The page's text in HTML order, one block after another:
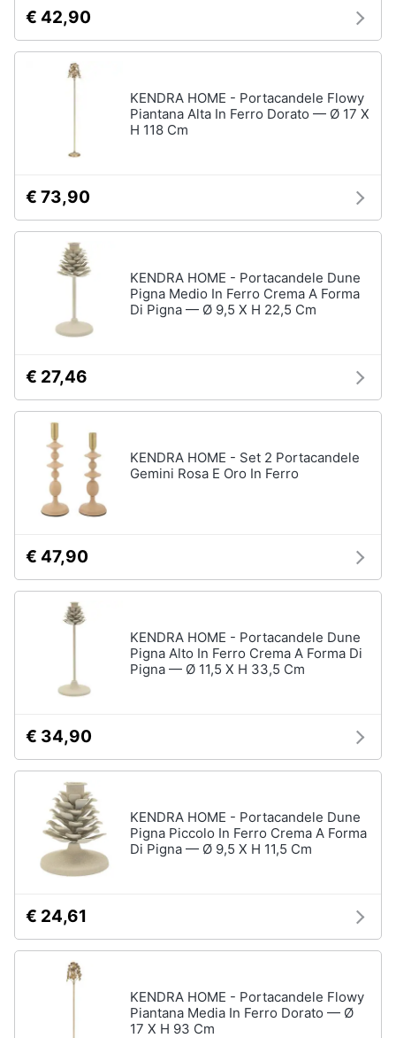
€ 42,90
KENDRA HOME - Portacandele Flowy
Piantana Alta In Ferro Dorato — Ø 17 X
H 118 Cm
€ 73,90
KENDRA HOME - Portacandele Dune
Pigna Medio In Ferro Crema A Forma
Di Pigna — Ø 9,5 X H 22,5 Cm
€ 27,46
KENDRA HOME - Set 2 Portacandele
Gemini Rosa E Oro In Ferro
€ 47,90
KENDRA HOME - Portacandele Dune
Pigna Alto In Ferro Crema A Forma Di
Pigna — Ø 11,5 X H 33,5 Cm
€ 34,90
KENDRA HOME - Portacandele Dune
Pigna Piccolo In Ferro Crema A Forma
Di Pigna — Ø 9,5 X H 11,5 Cm
€ 24,61
KENDRA HOME - Portacandele Flowy
Piantana Media In Ferro Dorato — Ø
17 X H 93 Cm